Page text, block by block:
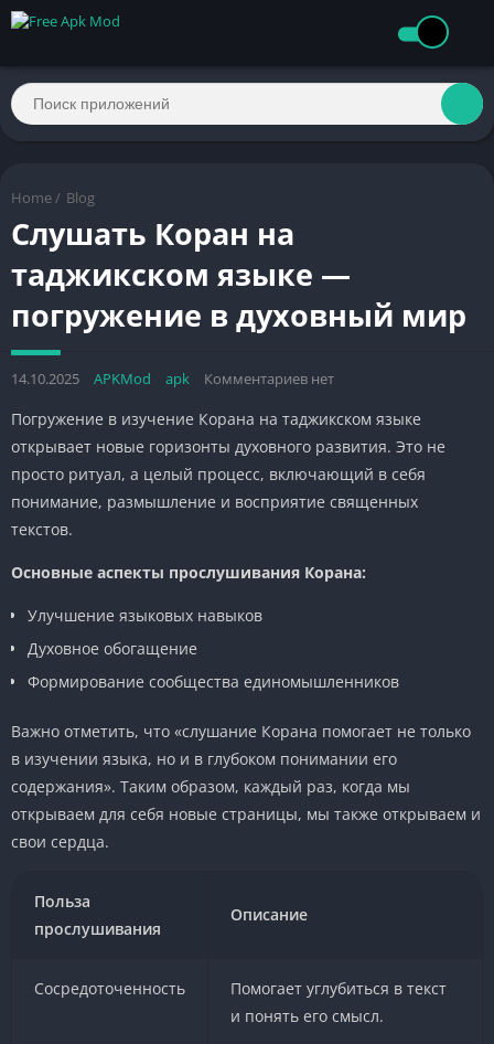
Home / Blog
Слушать Коран на
таджикском языке —
погружение в духовный мир
14.10.2025 APKMod apk Комментариев нет
Погружение в изучение Корана на таджикском языке
открывает новые горизонты духовного развития. Это не
просто ритуал, а целый процесс, включающий в себя
понимание, размышление и восприятие священных
текстов.
Основные аспекты прослушивания Корана:
Улучшение языковых навыков
Духовное обогащение
Формирование сообщества единомышленников
Важно отметить, что «слушание Корана помогает не только
в изучении языка, но и в глубоком понимании его
содержания». Таким образом, каждый раз, когда мы
открываем для себя новые страницы, мы также открываем и
свои сердца.
Польза
прослушивания
Описание
Сосредоточенность
Помогает углубиться в текст
и понять его смысл.